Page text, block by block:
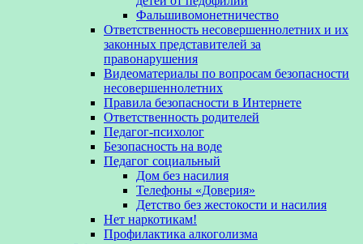
Фальшивомонетничество
Ответственность несовершеннолетних и их
законных представителей за
правонарушения
Видеоматериалы по вопросам безопасности
несовершеннолетних
Правила безопасности в Интернете
Ответственность родителей
Педагог-психолог
Безопасность на воде
Педагог социальный
Дом без насилия
Телефоны «Доверия»
Детство без жестокости и насилия
Нет наркотикам!
Профилактика алкоголизма